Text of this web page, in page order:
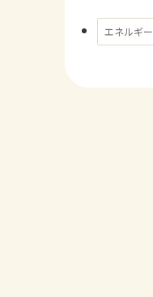
エネルギー